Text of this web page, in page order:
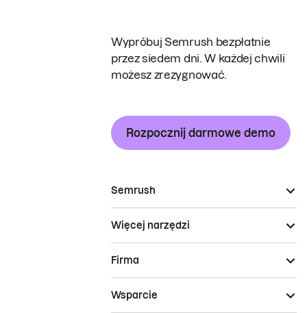
Wypróbuj Semrush bezpłatnie
przez siedem dni. W każdej chwili
możesz zrezygnować.
Rozpocznij darmowe demo
Semrush
Więcej narzędzi
Firma
Wsparcie